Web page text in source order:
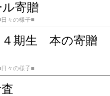
寄贈
々の様子■
４期生 本の寄贈
々の様子■